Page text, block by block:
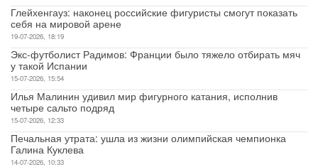
Глейхенгауз: наконец российские фигуристы смогут показать
себя на мировой арене
19-07-2026, 18:19
Экс-футболист Радимов: Франции было тяжело отбирать мяч
у такой Испании
15-07-2026, 15:54
Илья Малинин удивил мир фигурного катания, исполнив
четыре сальто подряд
15-07-2026, 12:33
Печальная утрата: ушла из жизни олимпийская чемпионка
Галина Куклева
14-07-2026, 10:33